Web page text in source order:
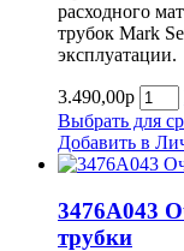
расходного
трубок Mark
эксплуатации.
3.490,00р
Выбрать для
Добавить в
3476A043
трубки